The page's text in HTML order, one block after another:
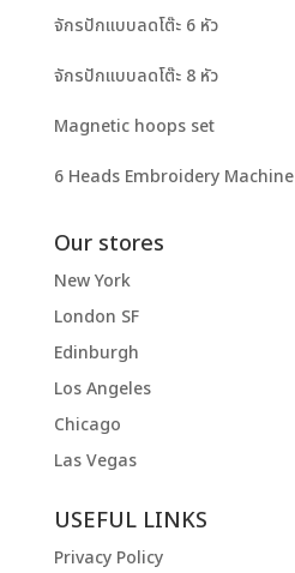
จักรปักแบบลดโต๊ะ 6 หัว
จักรปักแบบลดโต๊ะ 8 หัว
Magnetic hoops set
6 Heads Embroidery Machine
Our stores
New York
London SF
Edinburgh
Los Angeles
Chicago
Las Vegas
USEFUL LINKS
Privacy Policy